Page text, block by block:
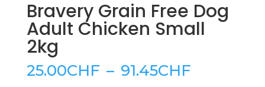
Bravery Grain Free Dog
Adult Chicken Small
2kg
25.00CHF – 91.45CHFPlage